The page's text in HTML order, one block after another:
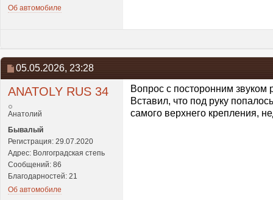
Об автомобиле
05.05.2026, 23:28
ANATOLY RUS 34
Анатолий
Бывалый
Регистрация: 29.07.2020
Адрес: Волгоградская степь
Сообщений: 86
Благодарностей: 21
Об автомобиле
Вопрос с посторонним звуком
Вставил, что под руку
самого верхнего крепления,